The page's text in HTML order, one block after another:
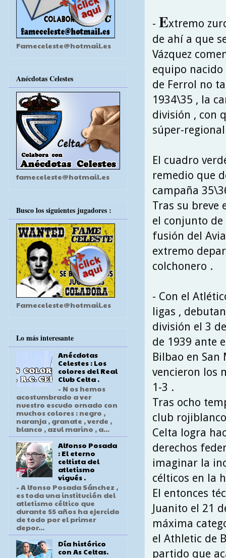
- Extremo
de ahí a que
Vázquez
equipo nacido
de Ferrol no
1934\35 , la
división , con
súper-
El cuadro
remedio que
campaña
Tras su breve
el conjunto
fusión del
extremo
colchonero .
- Con el
ligas ,
división el 3
de 1939 ante
Bilbao en San
vencieron los
1-3 .
Tras ocho
club
Celta logra
derechos
imaginar la
célticos en la
El entonces
Juanito el 21
máxima
el Athletic de
partido que
Fameceleste@hotmail.es
Anécdotas Celestes
fameceleste@hotmail.es
Busco los siguientes jugadores :
Fameceleste@hotmail.es
Lo más interesante
Anécdotas
Celestes : Los
colores del Real
Club Celta .
- N os hemos
acostumbrado a ver
nuestro escudo ornado con
muchos colores : negro ,
naranja , granate , verde ,
blanco , azul marino , a...
Alfonso Posada
: El eterno
celtista del
atletismo
vigués .
- A lfonso Posada Sánchez ,
es toda una institución del
atletismo céltico que
durante 55 años ha ejercido
de todo por el primer
depor...
Día histórico
con As Celtas.